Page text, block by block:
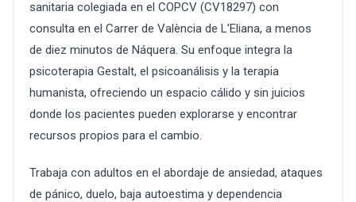
sanitaria colegiada en el COPCV (CV18297) con
consulta en el Carrer de València de L'Eliana, a menos
de diez minutos de Náquera. Su enfoque integra la
psicoterapia Gestalt, el psicoanálisis y la terapia
humanista, ofreciendo un espacio cálido y sin juicios
donde los pacientes pueden explorarse y encontrar
recursos propios para el cambio.
Trabaja con adultos en el abordaje de ansiedad, ataques
de pánico, duelo, baja autoestima y dependencia